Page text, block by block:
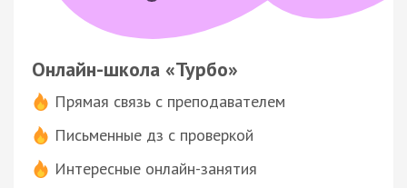
Онлайн-школа «Турбо»
Прямая связь с преподавателем
Письменные дз с проверкой
Интересные онлайн-занятия